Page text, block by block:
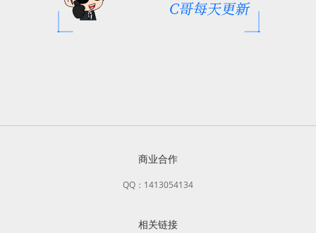
商业合作
QQ：1413054134
相关链接